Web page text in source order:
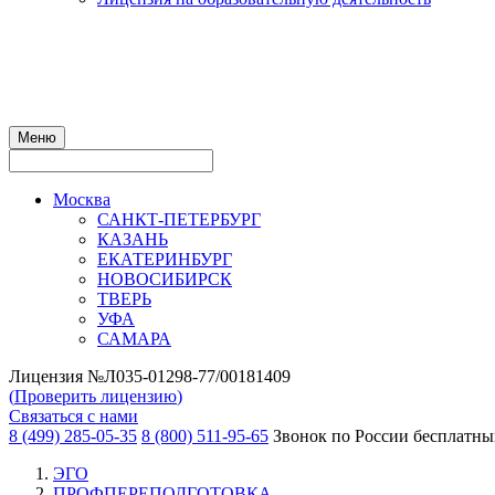
Меню
Москва
САНКТ-ПЕТЕРБУРГ
КАЗАНЬ
ЕКАТЕРИНБУРГ
НОВОСИБИРСК
ТВЕРЬ
УФА
САМАРА
Лицензия №Л035-01298-77/00181409
(Проверить лицензию)
Связаться с нами
8 (499) 285-05-35 8 (800) 511-95-65 Звонок по России
ЭГО